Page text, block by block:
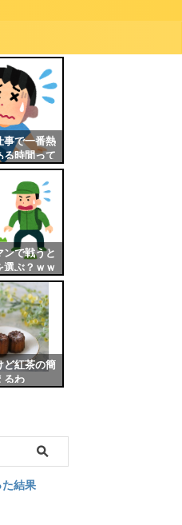
事で一番熱
る時間って
ｗｗ
ンで戦うと
選ぶ？ｗｗ
ど紅茶の簡
るわ
結果